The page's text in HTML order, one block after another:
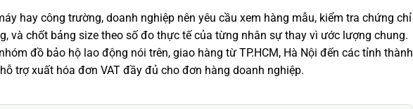
hay công trường, doanh nghiệp nên yêu cầu xem hàng mẫu, kiểm tra chứng chỉ
và chốt bảng size theo số đo thực tế của từng nhân sự thay vì ước lượng chung.
đồ bảo hộ lao động nói trên, giao hàng từ TP.HCM, Hà Nội đến các tỉnh thành
trợ xuất hóa đơn VAT đầy đủ cho đơn hàng doanh nghiệp.